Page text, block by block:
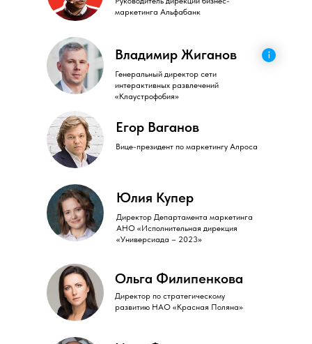
маркетинга Альфабанк
Владимир Жиганов
Генеральный директор сети
интерактивных развлечений
«Клаустрофобия»
Егор Ваганов
Вице-президент по маркетингу Алроса
Юлия Купер
Директор Департамента маркетинга
АНО «Исполнительная дирекция
«Универсиада – 2023»
Ольга Филипенкова
Директор по стратегическому
развитию НАО «Красная Поляна»